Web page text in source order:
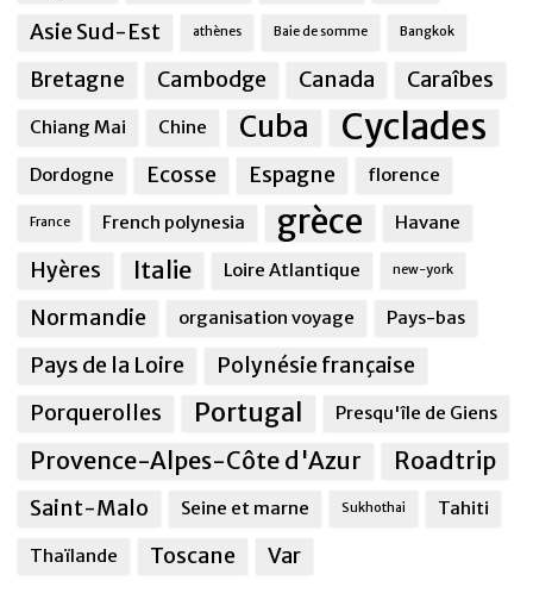
Asie Sud-Est
athènes Baie de somme Bangkok
Bretagne Cambodge Canada Caraîbes
Chiang Mai Chine Cuba Cyclades
Dordogne Ecosse Espagne florence
France French polynesia grèce Havane
Hyères Italie Loire Atlantique new-york
Normandie organisation voyage Pays-bas
Pays de la Loire
Polynésie française
Porquerolles
Portugal Presqu'île de Giens
Provence-Alpes-Côte d'Azur Roadtrip
Saint-Malo Seine et marne Sukhothai Tahiti
Thaïlande Toscane Var